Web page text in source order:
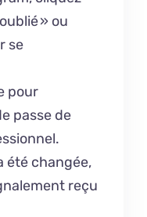
» ou
se
pour
passe de
été changée,
reçu